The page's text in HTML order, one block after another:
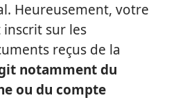
Heureusement, votre
sur les
reçus de la
notamment du
ou du compte